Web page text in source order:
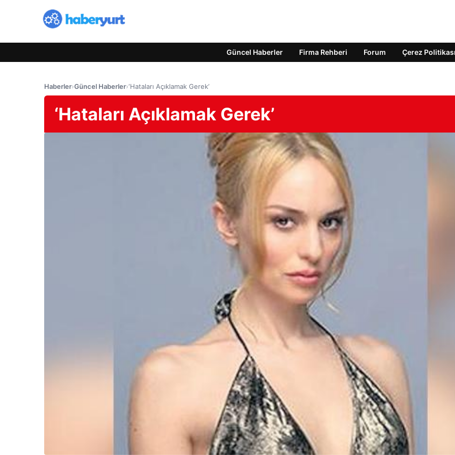
Güncel Haberler Firma Rehberi Forum Çerez Politikası
Haberler›Güncel Haberler›‘Hataları Açıklamak Gerek’
‘Hataları Açıklamak Gerek’